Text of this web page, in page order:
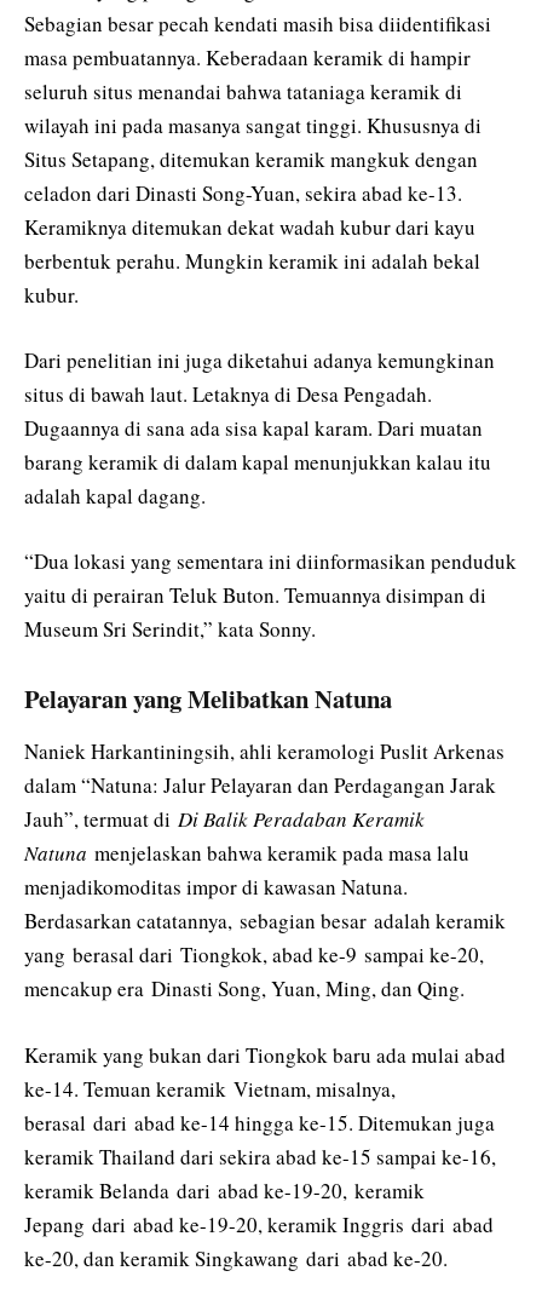
Sebagian besar pecah kendati masih bisa diidentifikasi
masa pembuatannya. Keberadaan keramik di hampir
seluruh situs menandai bahwa tataniaga keramik di
wilayah ini pada masanya sangat tinggi. Khususnya di
Situs Setapang, ditemukan keramik mangkuk dengan
celadon dari Dinasti Song-Yuan, sekira abad ke-13.
Keramiknya ditemukan dekat wadah kubur dari kayu
berbentuk perahu. Mungkin keramik ini adalah bekal
kubur.
Dari penelitian ini juga diketahui adanya kemungkinan
situs di bawah laut. Letaknya di Desa Pengadah.
Dugaannya di sana ada sisa kapal karam. Dari muatan
barang keramik di dalam kapal menunjukkan kalau itu
adalah kapal dagang.
“Dua lokasi yang sementara ini diinformasikan penduduk
yaitu di perairan Teluk Buton. Temuannya disimpan di
Museum Sri Serindit,” kata Sonny.
Pelayaran yang Melibatkan Natuna
Naniek Harkantiningsih, ahli keramologi Puslit Arkenas
dalam “Natuna: Jalur Pelayaran dan Perdagangan Jarak
Jauh”, termuat di Di Balik Peradaban Keramik
Natuna menjelaskan bahwa keramik pada masa lalu
menjadikomoditas impor di kawasan Natuna.
Berdasarkan catatannya, sebagian besar adalah keramik
yang berasal dari Tiongkok, abad ke-9 sampai ke-20,
mencakup era Dinasti Song, Yuan, Ming, dan Qing.
Keramik yang bukan dari Tiongkok baru ada mulai abad
ke-14. Temuan keramik Vietnam, misalnya,
berasal dari abad ke-14 hingga ke-15. Ditemukan juga
keramik Thailand dari sekira abad ke-15 sampai ke-16,
keramik Belanda dari abad ke-19-20, keramik
Jepang dari abad ke-19-20, keramik Inggris dari abad
ke-20, dan keramik Singkawang dari abad ke-20.